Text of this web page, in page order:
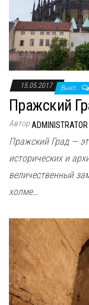
15.05.2017 Выкл.
Пражский
АвторADMINISTRATOR
Пражский Град —
исторических и
величественный
холме…